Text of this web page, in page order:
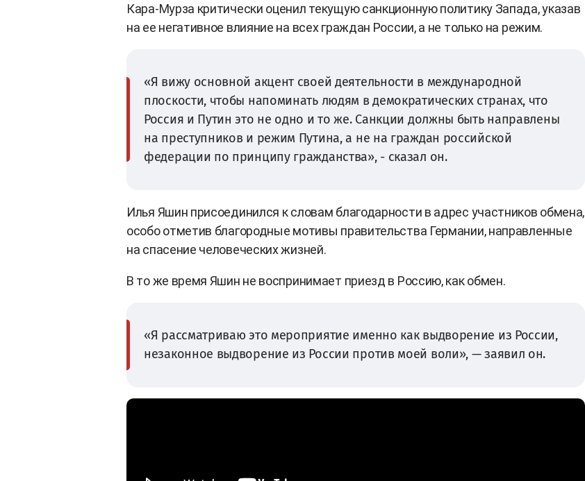
Кара-Мурза критически оценил текущую санкционную политику Запада, указав
на ее негативное влияние на всех граждан России, а не только на режим.
«Я вижу основной акцент своей деятельности в международной
плоскости, чтобы напоминать людям в демократических странах, что
Россия и Путин это не одно и то же. Санкции должны быть направлены
на преступников и режим Путина, а не на граждан российской
федерации по принципу гражданства», - сказал он.
Илья Яшин присоединился к словам благодарности в адрес участников обмена,
особо отметив благородные мотивы правительства Германии, направленные
на спасение человеческих жизней.
В то же время Яшин не воспринимает приезд в Россию, как обмен.
«Я рассматриваю это мероприятие именно как выдворение из России,
незаконное выдворение из России против моей воли», — заявил он.